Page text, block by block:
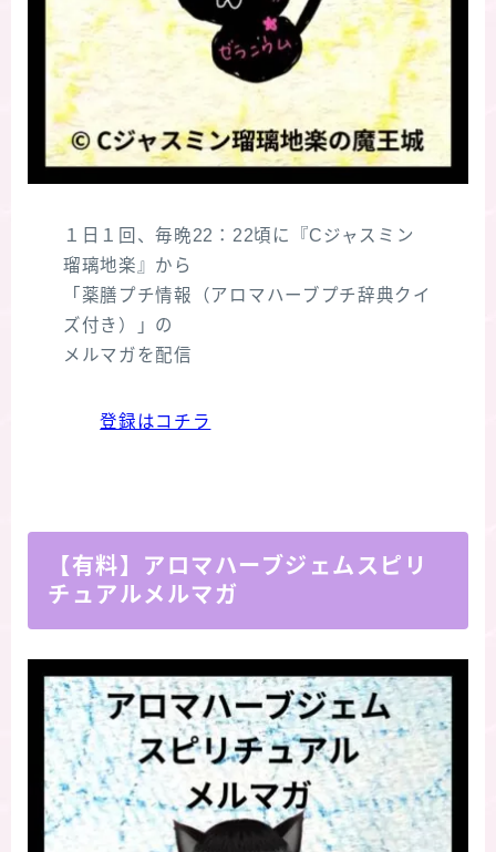
１日１回、毎晩22：22頃に『Cジャスミン
瑠璃地楽』から
「薬膳プチ情報（アロマハーブプチ辞典クイ
ズ付き）」の
メルマガを配信
登録はコチラ
【有料】アロマハーブジェムスピリ
チュアルメルマガ